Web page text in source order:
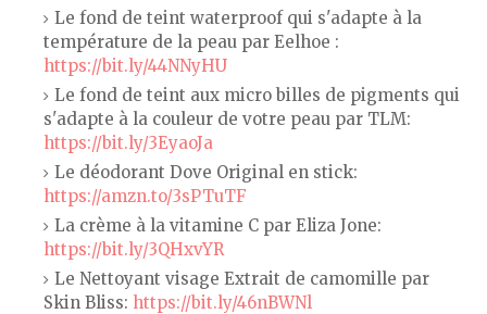
Le fond de teint waterproof qui s'adapte à la
température de la peau par Eelhoe :
https://bit.ly/44NNyHU
Le fond de teint aux micro billes de pigments qui
s'adapte à la couleur de votre peau par TLM:
https://bit.ly/3EyaoJa
Le déodorant Dove Original en stick:
https://amzn.to/3sPTuTF
La crème à la vitamine C par Eliza Jone:
https://bit.ly/3QHxvYR
Le Nettoyant visage Extrait de camomille par
Skin Bliss: https://bit.ly/46nBWNl